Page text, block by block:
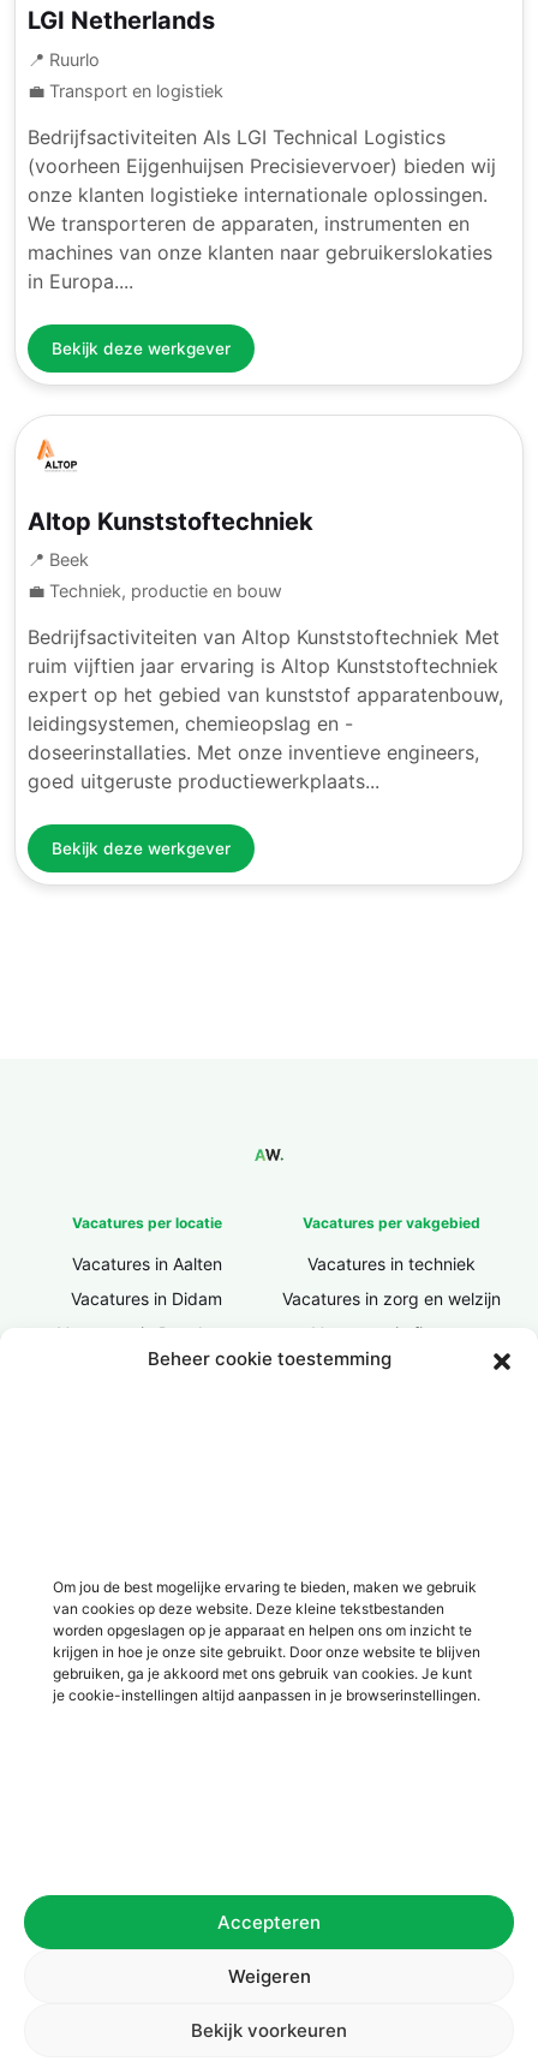
Beheer cookie toestemming
Om jou de best mogelijke ervaring te bieden, maken we gebruik
van cookies op deze website. Deze kleine tekstbestanden
worden opgeslagen op je apparaat en helpen ons om inzicht te
krijgen in hoe je onze site gebruikt. Door onze website te blijven
gebruiken, ga je akkoord met ons gebruik van cookies. Je kunt
je cookie-instellingen altijd aanpassen in je browserinstellingen.
Accepteren
Weigeren
Bekijk voorkeuren
LGI Netherlands
📍 Ruurlo
💼 Transport en logistiek
Bedrijfsactiviteiten Als LGI Technical Logistics
(voorheen Eijgenhuijsen Precisievervoer) bieden wij
onze klanten logistieke internationale oplossingen.
We transporteren de apparaten, instrumenten en
machines van onze klanten naar gebruikerslokaties
in Europa....
Bekijk deze werkgever
Altop Kunststoftechniek
📍 Beek
💼 Techniek, productie en bouw
Bedrijfsactiviteiten van Altop Kunststoftechniek Met
ruim vijftien jaar ervaring is Altop Kunststoftechniek
expert op het gebied van kunststof apparatenbouw,
leidingsystemen, chemieopslag en -
doseerinstallaties. Met onze inventieve engineers,
goed uitgeruste productiewerkplaats...
Bekijk deze werkgever
Vacatures per locatie
Vacatures in Aalten
Vacatures in Didam
Vacatures in Doesburg
Vacatures in Doetinchem
Vacatures in Varsseveld
Vacatures in Winterswijk
Vacatures in Zelhem
Vacatures in Zutphen
Vacatures per vakgebied
Vacatures in techniek
Vacatures in zorg en welzijn
Vacatures in finance
Vacatures in ICT / IT
Privacybeleid Algemene voorwaarden
© 2025 AchterhoekWerkt. All Right Reserved.